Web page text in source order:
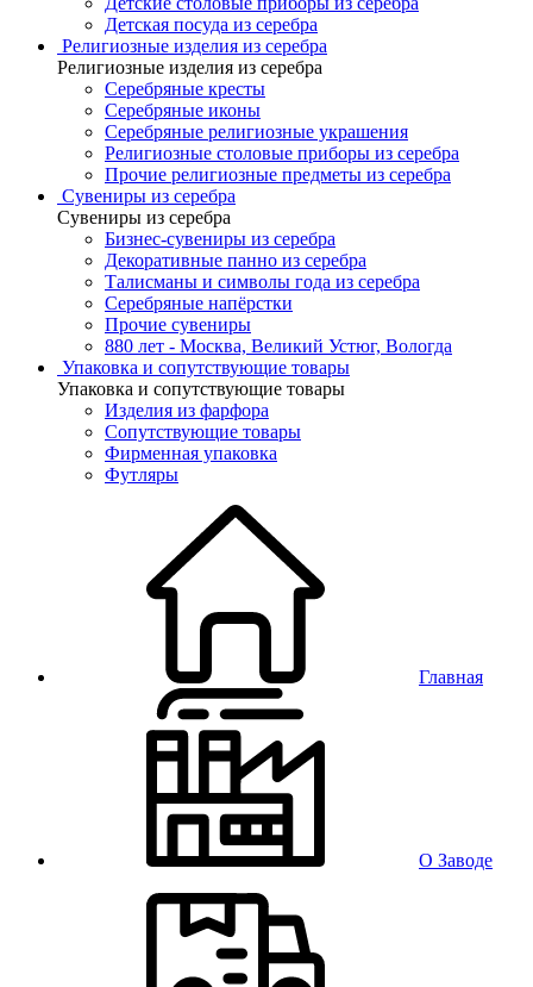
Детская посуда из серебра
Религиозные изделия из серебра
Религиозные изделия из серебра
Серебряные кресты
Серебряные иконы
Серебряные религиозные украшения
Религиозные столовые приборы из серебра
Прочие религиозные предметы из серебра
Сувениры из серебра
Сувениры из серебра
Бизнес-сувениры из серебра
Декоративные панно из серебра
Талисманы и символы года из серебра
Серебряные напёрстки
Прочие сувениры
880 лет - Москва, Великий Устюг, Вологда
Упаковка и сопутствующие товары
Упаковка и сопутствующие товары
Изделия из фарфора
Сопутствующие товары
Фирменная упаковка
Футляры
Главная
О Заводе